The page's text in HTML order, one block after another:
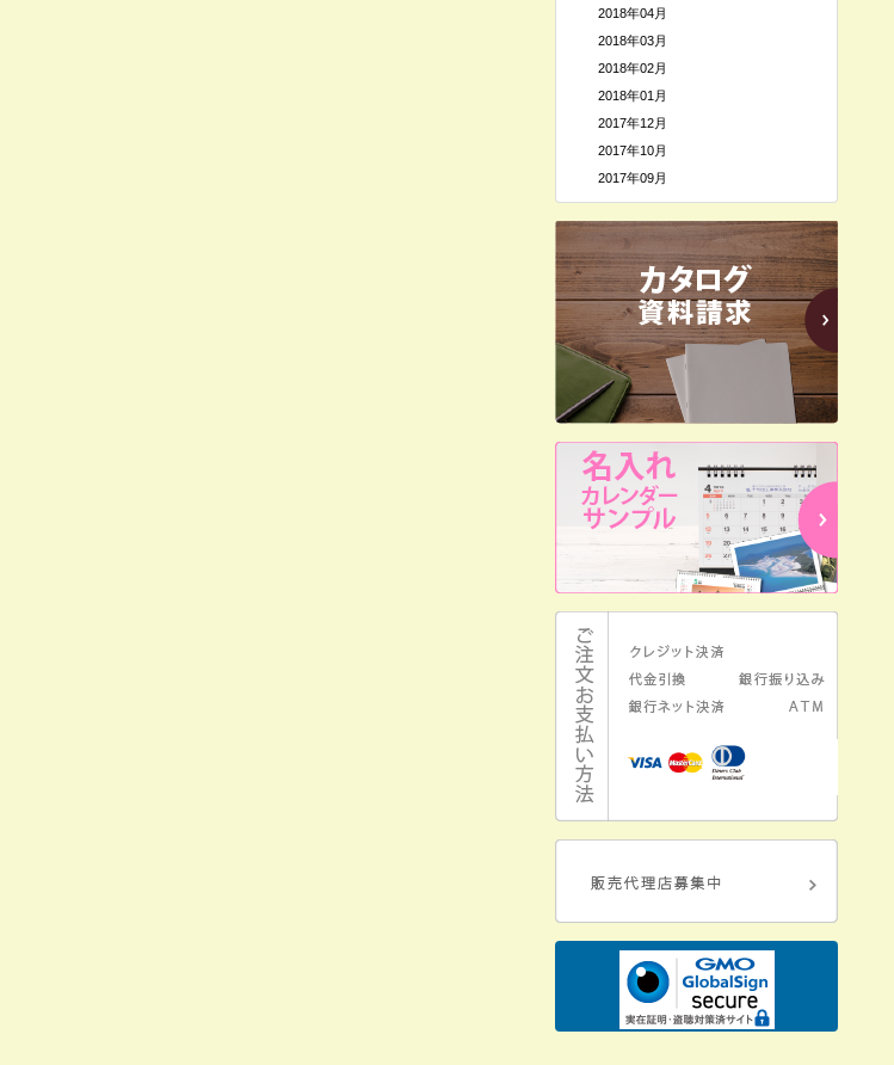
2018年04月
2018年03月
2018年02月
2018年01月
2017年12月
2017年10月
2017年09月